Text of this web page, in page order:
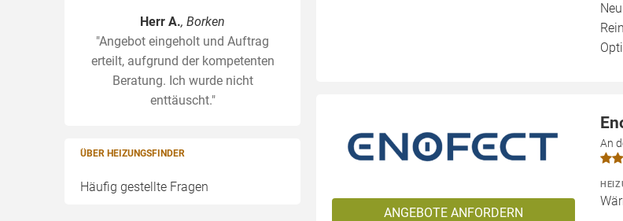
Herr A., Borken
"Angebot eingeholt und Auftrag
erteilt, aufgrund der kompetenten
Beratung. Ich wurde nicht
enttäuscht."
ÜBER HEIZUNGSFINDER
Häufig gestellte Fragen
ANGEBOTE ANFORDERN
An